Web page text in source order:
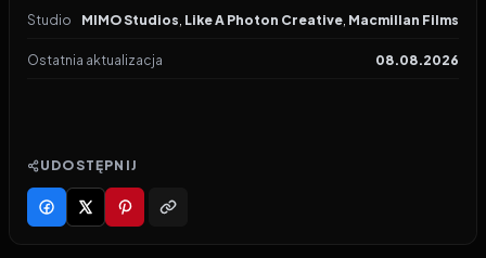
Studio MIMO Studios, Like A Photon Creative, Macmillan Films
Ostatnia aktualizacja 08.08.2026
UDOSTĘPNIJ